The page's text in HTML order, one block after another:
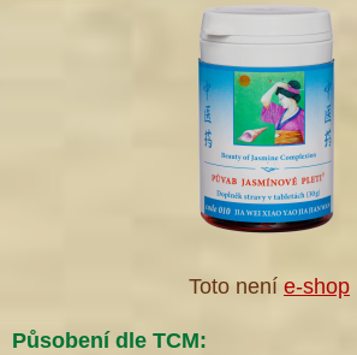
Toto není e-shop
Působení dle TCM: